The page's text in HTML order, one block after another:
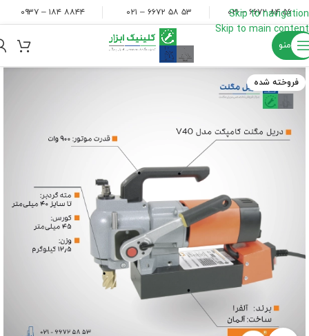
Skip to navigation
Skip to main content
۵۶ ۸۴ ۶۶۷۲ – ۰۲۱ ۵۳ ۵۸ ۶۶۷۲ – ۰۲۱ ۸۸۴۴ ۱۸۴ – ۰۹۳۷
منو
فروخته شده